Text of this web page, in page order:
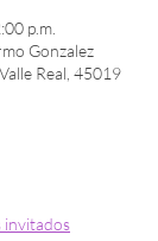
p.m.
Gonzalez
Real, 45019